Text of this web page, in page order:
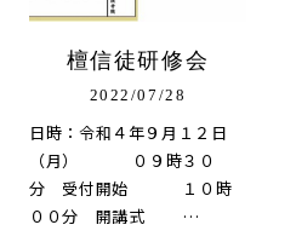
檀信徒研修会
2022/07/28
日時：令和４年９月１２日
（月） ０９時３０
分 受付開始 １０時
００分 開講式 …